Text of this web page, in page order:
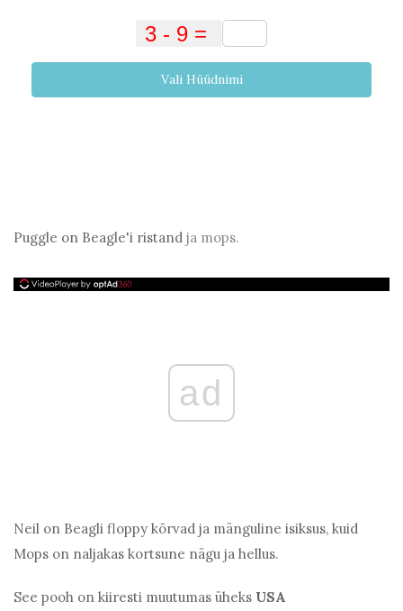
Vali Hüüdnimi
Puggle on Beagle'i ristand ja mops.
ad
Neil on Beagli floppy kõrvad ja mänguline isiksus, kuid
Mops on naljakas kortsune nägu ja hellus.
See pooh on kiiresti muutumas üheks USA